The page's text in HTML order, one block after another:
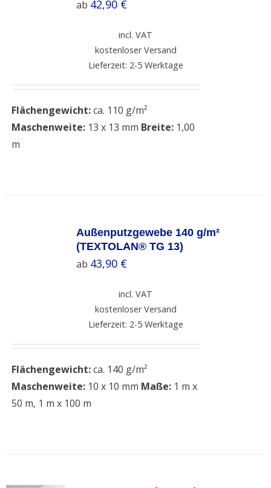
ab 42,90 €
incl. VAT
kostenloser Versand
Lieferzeit: 2-5 Werktage
Flächengewicht:ca. 110 g/m²
Maschenweite:13 x 13 mm Breite: 1,00
m
Außenputzgewebe 140 g/m²
(TEXTOLAN® TG 13)
ab 43,90 €
incl. VAT
kostenloser Versand
Lieferzeit: 2-5 Werktage
Flächengewicht:ca. 140 g/m²
Maschenweite:10 x 10 mm Maße:1 m x
50 m, 1 m x 100 m